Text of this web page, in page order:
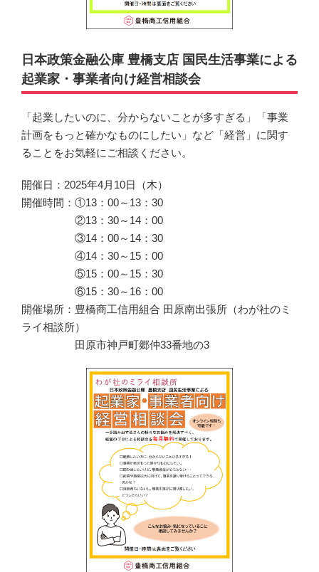
日本政策金融公庫 豊橋支店 国民生活事業による
起業家・事業者向け経営相談会
「起業したいのに、分からないことが多すぎる」「事業
計画をもっと確かなものにしたい」など「経営」に関す
ることをお気軽にご相談ください。
開催日：2025年4月10日（木）
開催時間：①13：00～13：30
②13：30～14：00
③14：00～14：30
④14：30～15：00
⑤15：00～15：30
⑥15：30～16：00
開催場所：豊橋商工信用組合 田原南出張所（わが社のミ
ライ相談所）
田原市神戸町郷仲33番地の3